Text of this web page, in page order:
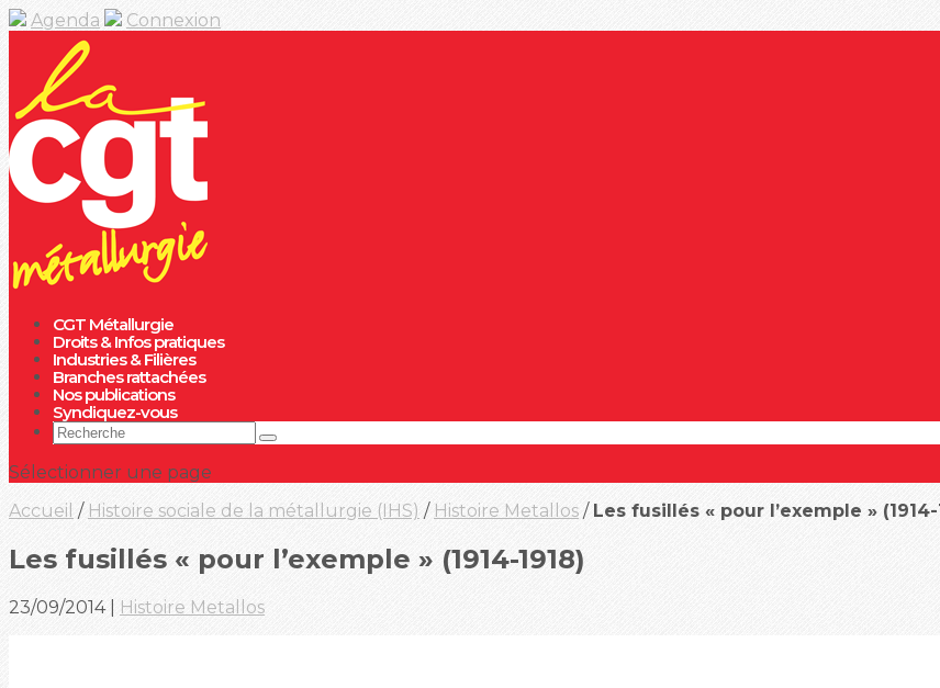
Agenda Connexion
CGT Métallurgie
Droits & Infos pratiques
Industries & Filières
Branches rattachées
Nos publications
Syndiquez-vous
Sélectionner une page
Accueil / Histoire sociale de la métallurgie (IHS) / Histoire Metallos / Les fusillés « pour l’exemple » (1914-
Les fusillés « pour l’exemple » (1914-1918)
23/09/2014| Histoire Metallos